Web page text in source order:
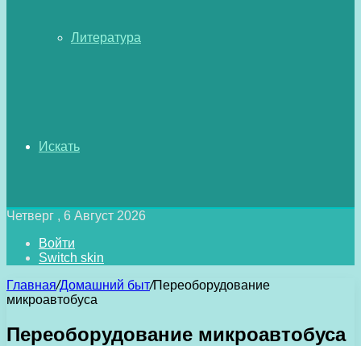
Литература
Искать
Четверг , 6 Август 2026
Войти
Switch skin
Главная/Домашний быт/Переоборудование
микроавтобуса
Переоборудование микроавтобуса